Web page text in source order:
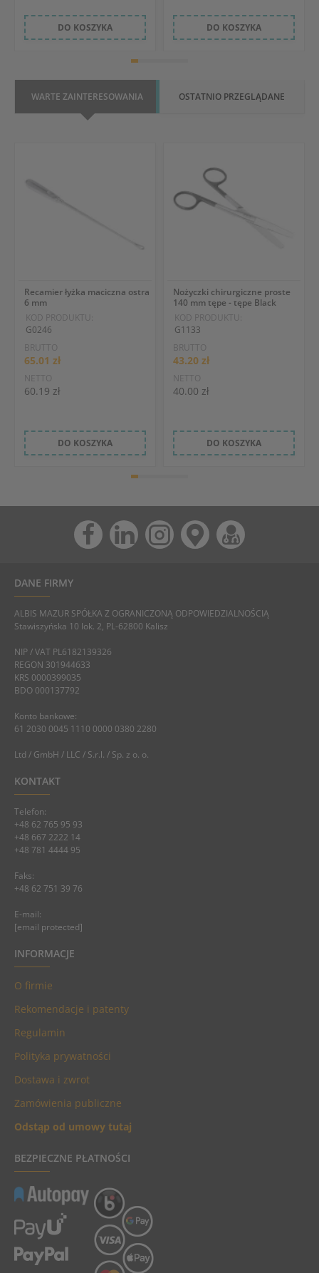
DO KOSZYKA DO KOSZYKA
WARTE ZAINTERESOWANIA OSTATNIO PRZEGLĄDANE
Recamier łyżka maciczna ostra
6 mm
KOD PRODUKTU:
G0246
BRUTTO
65.01 zł
NETTO
60.19 zł
DO KOSZYKA
Nożyczki chirurgiczne proste
140 mm tępe - tępe Black
KOD PRODUKTU:
G1133
BRUTTO
43.20 zł
NETTO
40.00 zł
DO KOSZYKA
DANE FIRMY
ALBIS MAZUR SPÓŁKA Z OGRANICZONĄ ODPOWIEDZIALNOŚCIĄ
Stawiszyńska 10 lok. 2, PL-62800 Kalisz
NIP / VAT PL6182139326
REGON 301944633
KRS 0000399035
BDO 000137792
Konto bankowe:
61 2030 0045 1110 0000 0380 2280
Ltd / GmbH / LLC / S.r.l. / Sp. z o. o.
KONTAKT
Telefon:
+48 62 765 95 93
+48 667 2222 14
+48 781 4444 95
Faks:
+48 62 751 39 76
E-mail:
[email protected]
INFORMACJE
O firmie
Rekomendacje i patenty
Regulamin
Polityka prywatności
Dostawa i zwrot
Zamówienia publiczne
Odstąp od umowy tutaj
BEZPIECZNE PŁATNOŚCI